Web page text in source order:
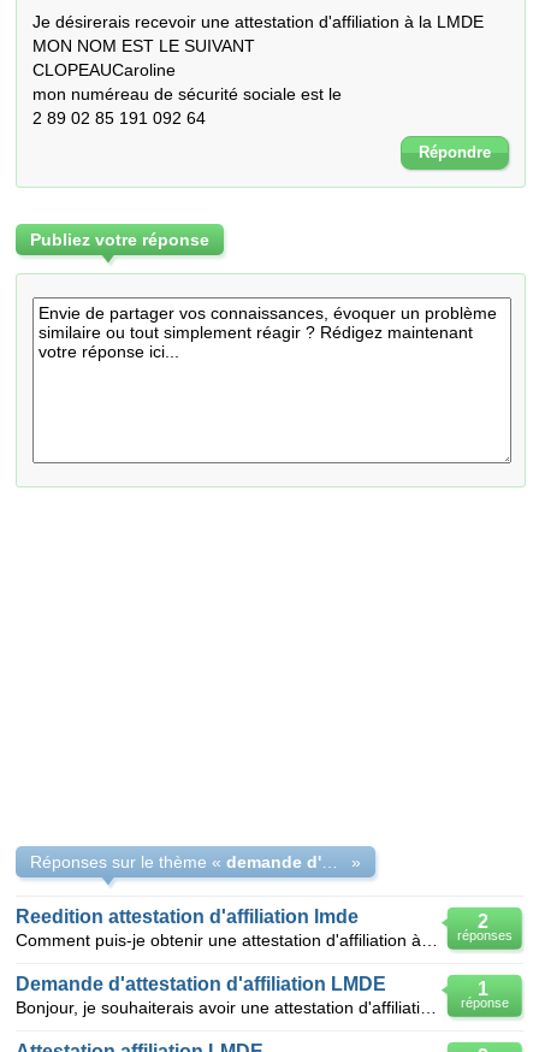
Je désirerais recevoir une attestation d'affiliation à la LMDE
MON NOM EST LE SUIVANT
CLOPEAUCaroline
mon numéreau de sécurité sociale est le
2 89 02 85 191 092 64
Répondre
Publiez votre réponse
Réponses sur le thème « »
2
réponses
Reedition attestation d'affiliation lmde
1
réponse
Demande d'attestation d'affiliation LMDE